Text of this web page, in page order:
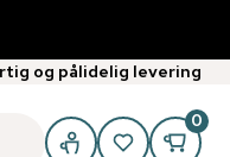
og pålidelig levering
0